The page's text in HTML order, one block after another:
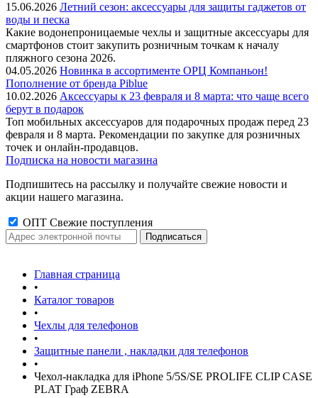
15.06.2026 Летний сезон: аксессуары для защиты гаджетов от
воды и песка
Какие водонепроницаемые чехлы и защитные аксессуары для
смартфонов стоит закупить розничным точкам к началу
пляжного сезона 2026.
04.05.2026 Новинка в ассортименте OРЦ Компаньон!
Пополнение от бренда Piblue
10.02.2026 Аксессуары к 23 февраля и 8 марта: что чаще всего
берут в подарок
Топ мобильных аксессуаров для подарочных продаж перед 23
февраля и 8 марта. Рекомендации по закупке для розничных
точек и онлайн-продавцов.
Подписка на новости магазина
Подпишитесь на рассылку и получайте свежие новости и
акции нашего магазина.
ОПТ Свежие поступления
Главная страница
•
Каталог товаров
•
Чехлы для телефонов
•
Защитные панели , накладки для телефонов
•
Чехол-накладка для iPhone 5/5S/SE PROLIFE CLIP CASE
PLAT Граф ZEBRA